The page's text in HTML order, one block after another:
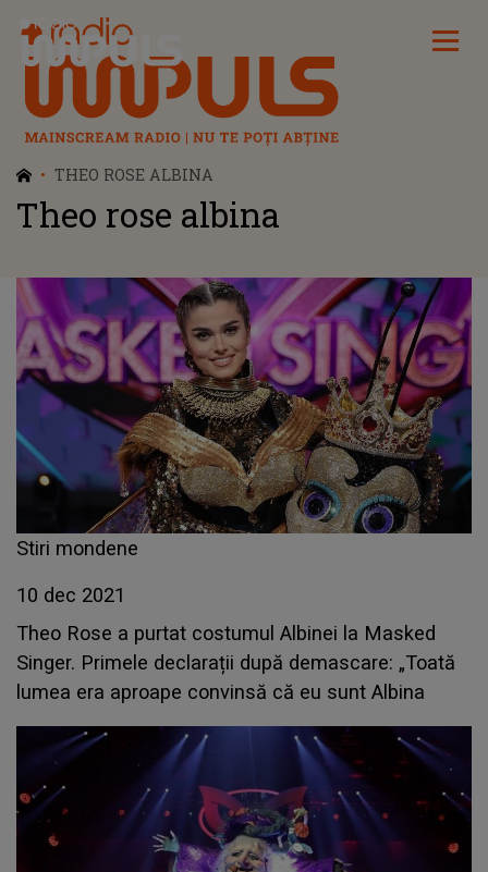
Radio Impuls
THEO ROSE ALBINA
Theo rose albina
Stiri mondene
10 dec 2021
Theo Rose a purtat costumul Albinei la Masked
Singer. Primele declarații după demascare: „Toată
lumea era aproape convinsă că eu sunt Albina